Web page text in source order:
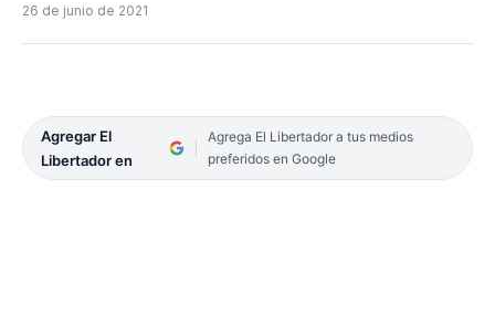
26 de junio de 2021
Agregar El
Libertador en
Agrega El Libertador a tus medios
preferidos en Google